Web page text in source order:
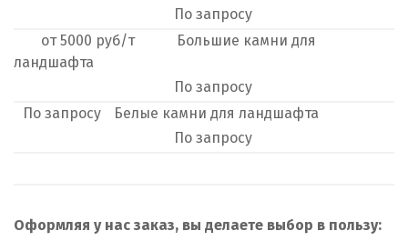
Магнитогорск
Махачкала
Мегион
Мытищи
По запросу
от 5000 руб/т
Большие камни для
ландшафта
По запросу
По запросу
Белые камни для ландшафта
По запросу
Оформляя у нас заказ, вы делаете выбор в пользу: